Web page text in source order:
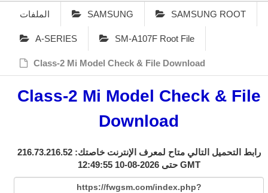
الملفات SAMSUNG SAMSUNG ROOT
A-SERIES SM-A107F Root File
Class-2 Mi Model Check & File Download
Class-2 Mi Model Check & File
Download
رابط التحميل التالي متاح لمعرف الإنترنت خاصتك: 216.73.216.52
حتى 2026-08-10 12:49:55 GMT
https://fwgsm.com/index.php?